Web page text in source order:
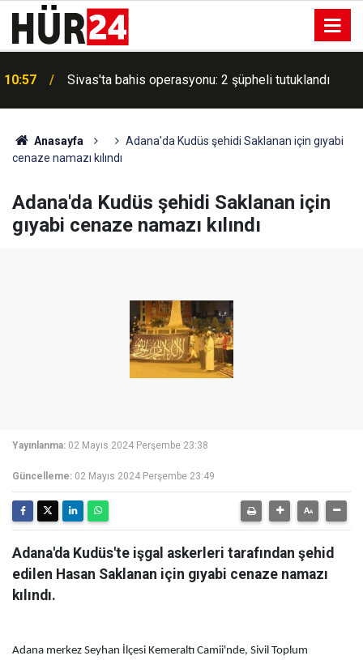
10:57 Sivas'ta bahis operasyonu: 2 şüpheli tutuklandı
Anasayfa
Adana'da Kudüs şehidi Saklanan için gıyabi
cenaze namazı kılındı
Adana'da Kudüs şehidi Saklanan için
gıyabi cenaze namazı kılındı
Yayınlanma: 02 Mayıs 2024 Perşembe 23:38
Güncelleme: 02 Mayıs 2024 Perşembe 23:49
Adana'da Kudüs'te işgal askerleri tarafından şehid
edilen Hasan Saklanan için gıyabi cenaze namazı
kılındı.
Adana merkez Seyhan İlçesi Kemeraltı Camii'nde, Sivil Toplum